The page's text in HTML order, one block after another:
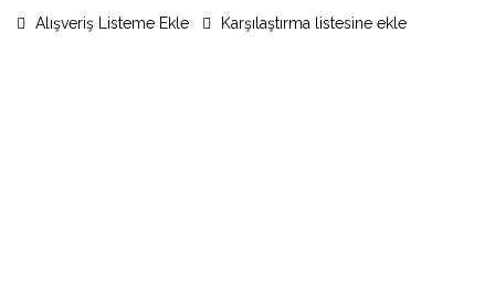
Alışveriş Listeme Ekle Karşılaştırma listesine ekle